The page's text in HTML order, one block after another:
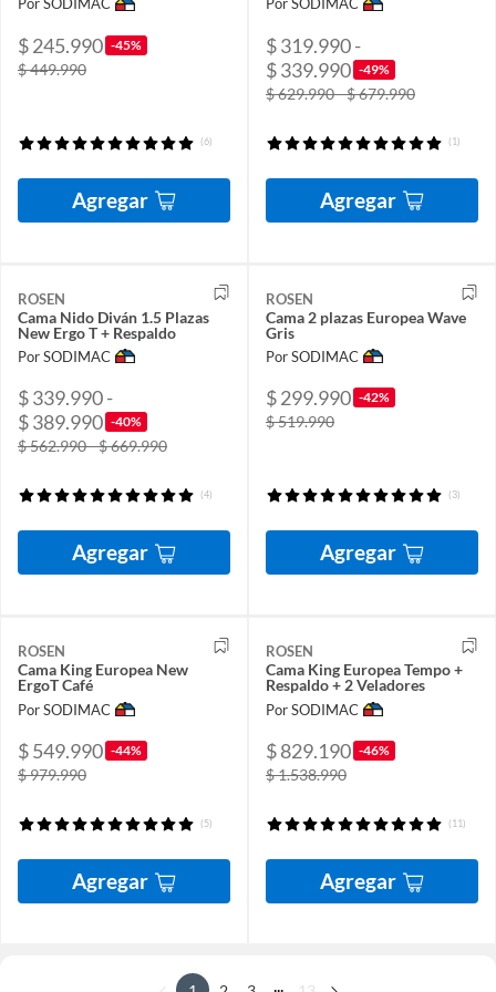
Por SODIMAC
$ 245.990 -45%
$ 449.990
(6)
Agregar
Por SODIMAC
$ 319.990 -
$ 339.990 -49%
$ 629.990 - $ 679.990
(1)
Agregar
ROSEN
Cama Nido Diván 1.5 Plazas
New Ergo T + Respaldo
Por SODIMAC
$ 339.990 -
$ 389.990 -40%
$ 562.990 - $ 669.990
(4)
Agregar
ROSEN
Cama 2 plazas Europea Wave
Gris
Por SODIMAC
$ 299.990 -42%
$ 519.990
(3)
Agregar
ROSEN
Cama King Europea New
ErgoT Café
Por SODIMAC
$ 549.990 -44%
$ 979.990
(5)
Agregar
ROSEN
Cama King Europea Tempo +
Respaldo + 2 Veladores
Por SODIMAC
$ 829.190 -46%
$ 1.538.990
(11)
Agregar